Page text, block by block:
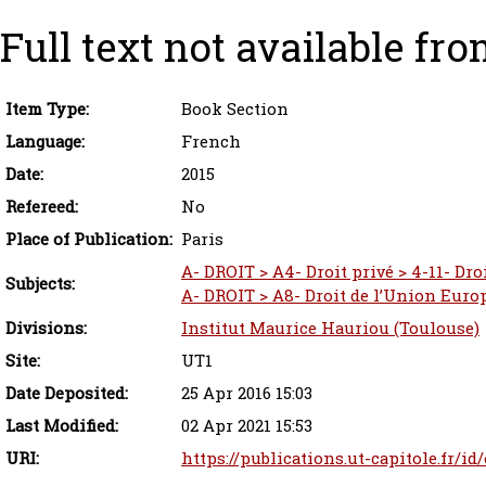
Full text not available
Item Type:
Book Section
Language:
French
Date:
2015
Refereed:
No
Place of Publication: Paris
Subjects:
A- DROIT > A4- Droit privé > 4-11-
A- DROIT > A8- Droit de l’Union
Divisions:
Institut Maurice Hauriou (Toulouse)
Site:
UT1
Date Deposited:
25 Apr 2016 15:03
Last Modified:
02 Apr 2021 15:53
URI:
https://publications.ut-capitole.fr/id/